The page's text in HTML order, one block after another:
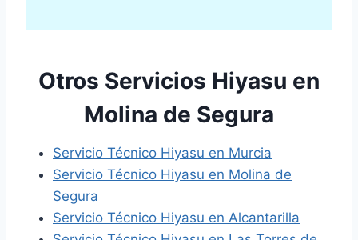
Otros Servicios Hiyasu en
Molina de Segura
Servicio Técnico Hiyasu en Murcia
Servicio Técnico Hiyasu en Molina de
Segura
Servicio Técnico Hiyasu en Alcantarilla